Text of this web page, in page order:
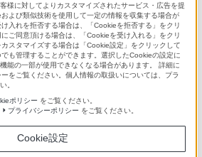
内蔵型DVD/CDリライタブルドライブ DRU-530A
様に対してよりカスタマイズされたサービス・広告を提
よび類似技術を使用して一定の情報を収集する場合が
入れを拒否する場合は、「Cookieを拒否する」をクリ
ご同意頂ける場合は、「Cookieを受け入れる」をクリ
スタマイズする場合は「Cookie設定」をクリックして
も管理することができます。選択したCookieの設定に
能の一部が使用できなくなる場合があります。 詳細に
をご覧ください。個人情報の取扱いについては、プラ
。
ポリシー をご覧ください。
プライバシーポリシー をご覧ください。
Cookie設定